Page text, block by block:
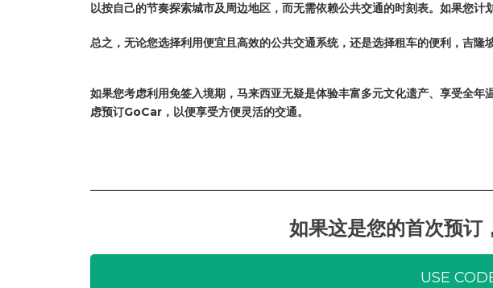
以按自己的节奏探索城市及周边地区，而无需依赖公共交通的时刻表。如果您计
总之，无论您选择利用便宜且高效的公共交通系统，还是选择租车的便利，吉隆
如果您考虑利用免签入境期，马来西亚无疑是体验丰富多元文化遗产、享受全
虑预订GoCar，以便享受方便灵活的交通。
如果这是您的首次预订
USE